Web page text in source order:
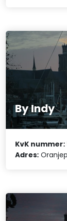
By Indy
KvK nummer:
Adres: